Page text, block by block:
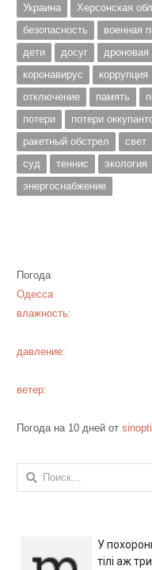
Украина
Херсонская
безопасность
военная
дети
досуг дроновая
коронавирус
коррупция
отключение
память
потери
потери
ракетный обстрел
свет
суд
теннис экология
энергоснабжение
Погода
Одесса
влажность:
давление:
ветер:
Погода на 10 дней от
Найти:
У
тілі аж